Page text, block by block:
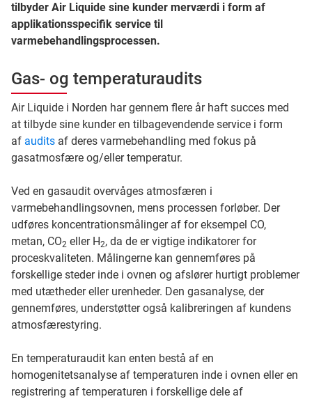
tilbyder Air Liquide sine kunder merværdi i form af
applikationsspecifik service til
varmebehandlingsprocessen.
Gas- og temperaturaudits
Air Liquide i Norden har gennem flere år haft succes med
at tilbyde sine kunder en tilbagevendende service i form
af audits af deres varmebehandling med fokus på
gasatmosfære og/eller temperatur.
Ved en gasaudit overvåges atmosfæren i
varmebehandlingsovnen, mens processen forløber. Der
udføres koncentrationsmålinger af for eksempel CO,
metan, CO2 eller H2, da de er vigtige indikatorer for
proceskvaliteten. Målingerne kan gennemføres på
forskellige steder inde i ovnen og afslører hurtigt problemer
med utætheder eller urenheder. Den gasanalyse, der
gennemføres, understøtter også kalibreringen af kundens
atmosfærestyring.
En temperaturaudit kan enten bestå af en
homogenitetsanalyse af temperaturen inde i ovnen eller en
registrering af temperaturen i forskellige dele af